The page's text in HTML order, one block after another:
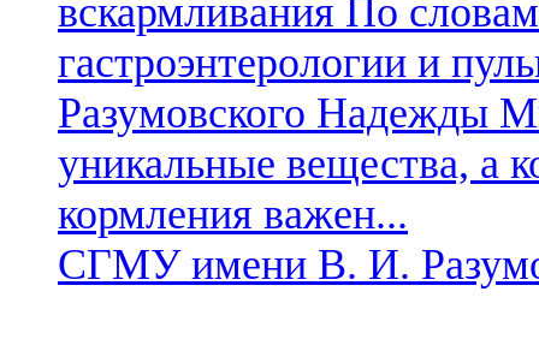
вскармливания По
гастроэнтерологии и
Разумовского Надежды
уникальные вещества, а
кормления важен...
СГМУ имени В. И.